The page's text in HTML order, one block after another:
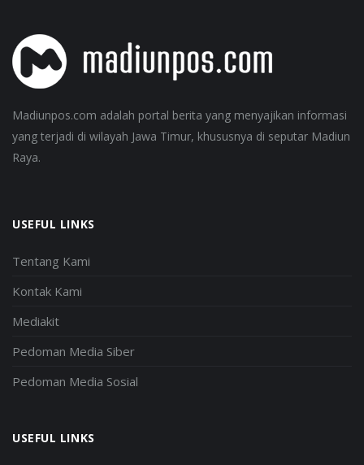
Madiunpos.com adalah portal berita yang menyajikan informasi
yang terjadi di wilayah Jawa Timur, khususnya di seputar Madiun
Raya.
USEFUL LINKS
Tentang Kami
Kontak Kami
Mediakit
Pedoman Media Siber
Pedoman Media Sosial
USEFUL LINKS